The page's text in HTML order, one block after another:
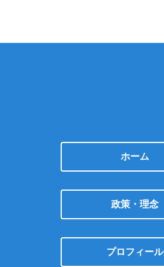
ホーム
政策・理念
プロフィール